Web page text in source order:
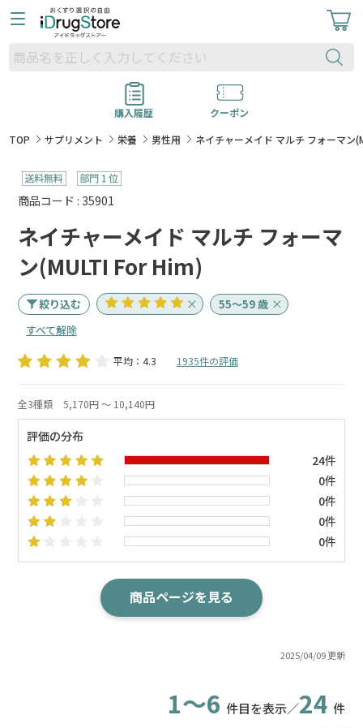
購入履歴
クーポン
TOP
サプリメント 栄養 男性用 ネイチャーメイド マルチ フォーマン
商品コード : 35901
ネイチャーメイド マルチ フォーマ
ン(MULTI For Him)
絞り込む
55～59 歳
すべて解除
平均：4.3 1935件の評価
2025/04/09 更新
全3種類 5,170円 ～ 10,140円
評価の分布
24件
0件
0件
0件
0件
商品ページを見る
1～6 件目を表示／24 件